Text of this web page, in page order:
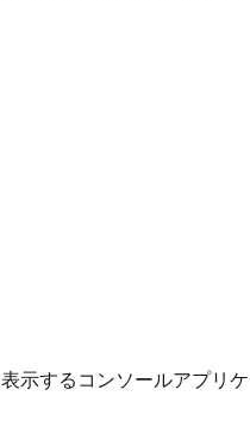
示するコンソールアプリ